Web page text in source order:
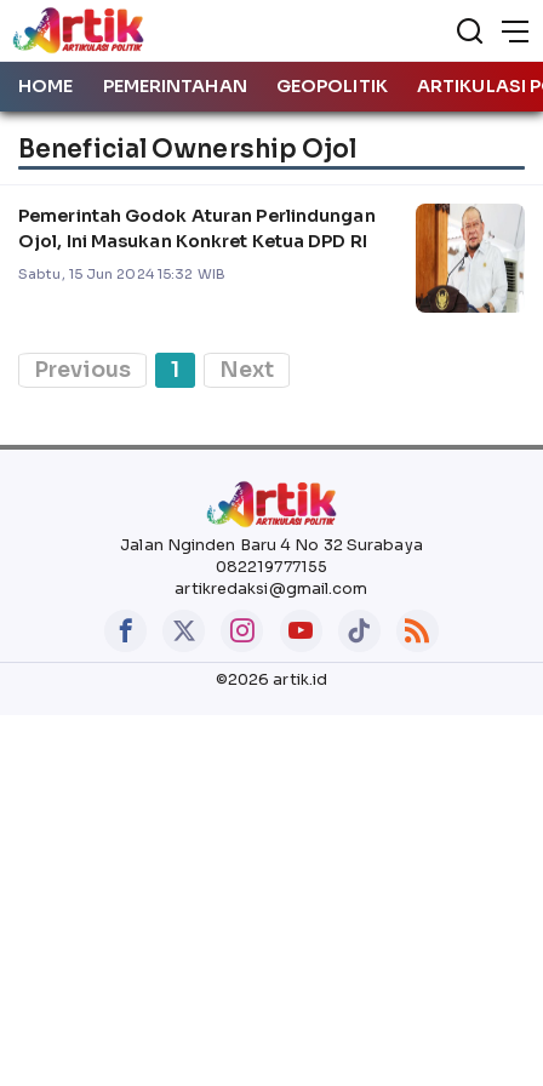
HOME PEMERINTAHAN GEOPOLITIK ARTIKULASI
Beneficial Ownership Ojol
Pemerintah Godok Aturan Perlindungan
Ojol, Ini Masukan Konkret Ketua DPD RI
Sabtu, 15 Jun 2024 15:32 WIB
Previous 1 Next
Jalan Nginden Baru 4 No 32 Surabaya
082219777155
artikredaksi@gmail.com
©2026 artik.id